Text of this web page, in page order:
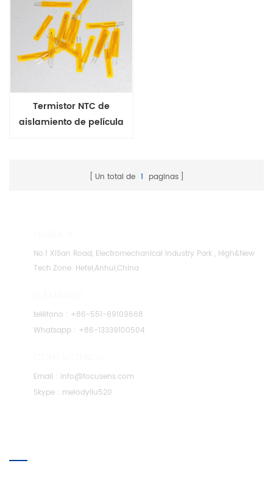
Termistor NTC de
aislamiento de película
Un total de 1 paginas
No.1 XiSan Road, Electromechanical Industry Park , High&New
Tech.Zone. Hefei,Anhui,China
teléfono : +86-551-69109668
Whatsapp : +86-13339100504
Email : info@focusens.com
Skype : melodyliu520